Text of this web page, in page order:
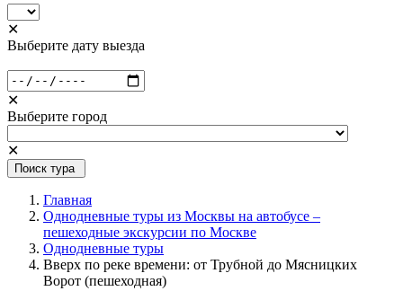
✕
Выберите дату выезда
✕
Выберите город
✕
Поиск тура
Главная
Однодневные туры из Москвы на автобусе –
пешеходные экскурсии по Москве
Однодневные туры
Вверх по реке времени: от Трубной до Мясницких
Ворот (пешеходная)